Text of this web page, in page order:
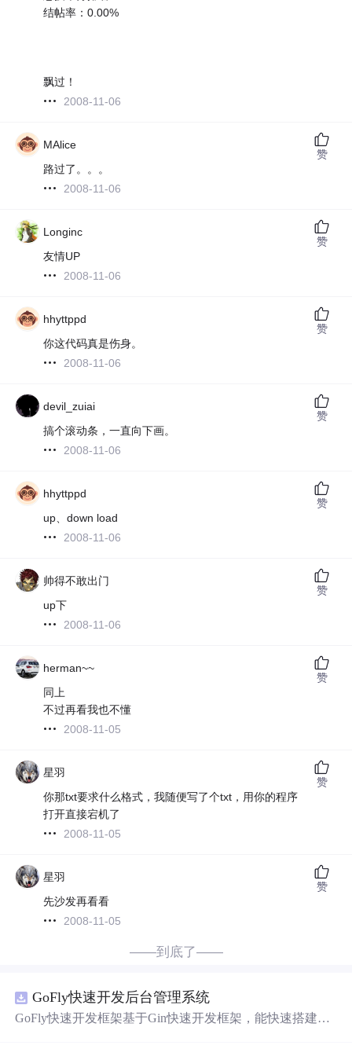
结帖率：0.00%
飘过！
2008-11-06
MAlice
路过了。。。
2008-11-06
赞
Longinc
友情UP
2008-11-06
赞
hhyttppd
你这代码真是伤身。
2008-11-06
赞
devil_zuiai
搞个滚动条，一直向下画。
2008-11-06
赞
hhyttppd
up、down load
2008-11-06
赞
帅得不敢出门
up下
2008-11-06
赞
herman~~
同上
不过再看我也不懂
2008-11-05
赞
星羽
你那txt要求什么格式，我随便写了个txt，用你的程序
打开直接宕机了
2008-11-05
赞
星羽
先沙发再看看
2008-11-05
赞
——到底了——
GoFly快速开发后台管理系统
GoFly快速开发框架基于Gin快速开发框架，能快速搭建应